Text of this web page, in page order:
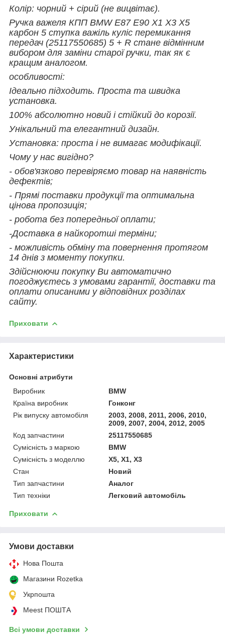
Колір: чорний + сірий (не вицвітає).
Ручка важеля КПП BMW E87 E90 X1 X3 X5
карбон 5 ступка важіль куліс перемикання
передач (25117550685) 5 + R стане відмінним
вибором для заміни старої ручки, так як є
кращим аналогом.
особливості:
Ідеально підходить. Проста та швидка
установка.
100% абсолютно новий і стійкий до корозії.
Унікальний та елегантний дизайн.
Установка: проста і не вимагає модифікації.
Чому у нас вигідно?
- обов'язково перевіряємо товар на наявність
дефектів;
- Прямі поставки продукції та оптимальна
цінова пропозиція;
- робота без попередньої оплати;
-Доставка в найкоротші терміни;
- можливість обміну та повернення протягом
14 днів з моменту покупки.
Здійснюючи покупку Ви автоматично
погоджуєтесь з умовами гарантії, доставки та
оплати описаними у відповідних розділах
сайту.
Приховати
Характеристики
Основні атрибути
Виробник
BMW
Країна виробник
Гонконг
Рік випуску автомобіля
2003, 2008, 2011, 2006, 2010,
2009, 2007, 2004, 2012, 2005
Код запчастини
25117550685
Сумісність з маркою
BMW
Сумісність з моделлю
X5, X1, X3
Стан
Новий
Тип запчастини
Аналог
Тип техніки
Легковий автомобіль
Приховати
Умови доставки
Нова Пошта
Магазини Rozetka
Укрпошта
Meest ПОШТА
Всі умови доставки